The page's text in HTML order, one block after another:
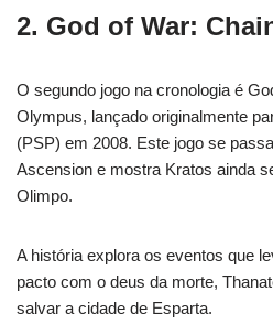
2. God of War:
O segundo jogo na cronologia é
Olympus, lançado originalmente
(PSP) em 2008. Este jogo se
Ascension e mostra Kratos ainda
Olimpo.
A história explora os eventos que
pacto com o deus da morte,
salvar a cidade de Esparta.